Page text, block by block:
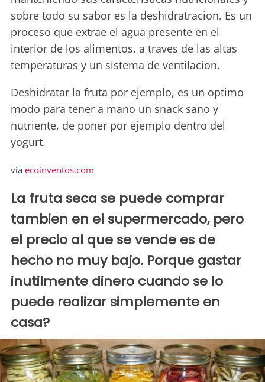
sobre todo su sabor es la deshidratracion. Es un
proceso que extrae el agua presente en el
interior de los alimentos, a traves de las altas
temperaturas y un sistema de ventilacion.
Deshidratar la fruta por ejemplo, es un optimo
modo para tener a mano un snack sano y
nutriente, de poner por ejemplo dentro del
yogurt.
via ecoinventos.com
La fruta seca se puede comprar
tambien en el supermercado, pero
el precio al que se vende es de
hecho no muy bajo. Porque gastar
inutilmente dinero cuando se lo
puede realizar simplemente en
casa?